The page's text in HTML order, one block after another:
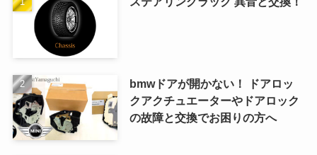
bmwドアが開かない！ ドアロッ
クアクチュエーターやドアロック
の故障と交換でお困りの方へ